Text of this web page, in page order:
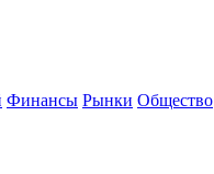
Финансы Рынки Общество